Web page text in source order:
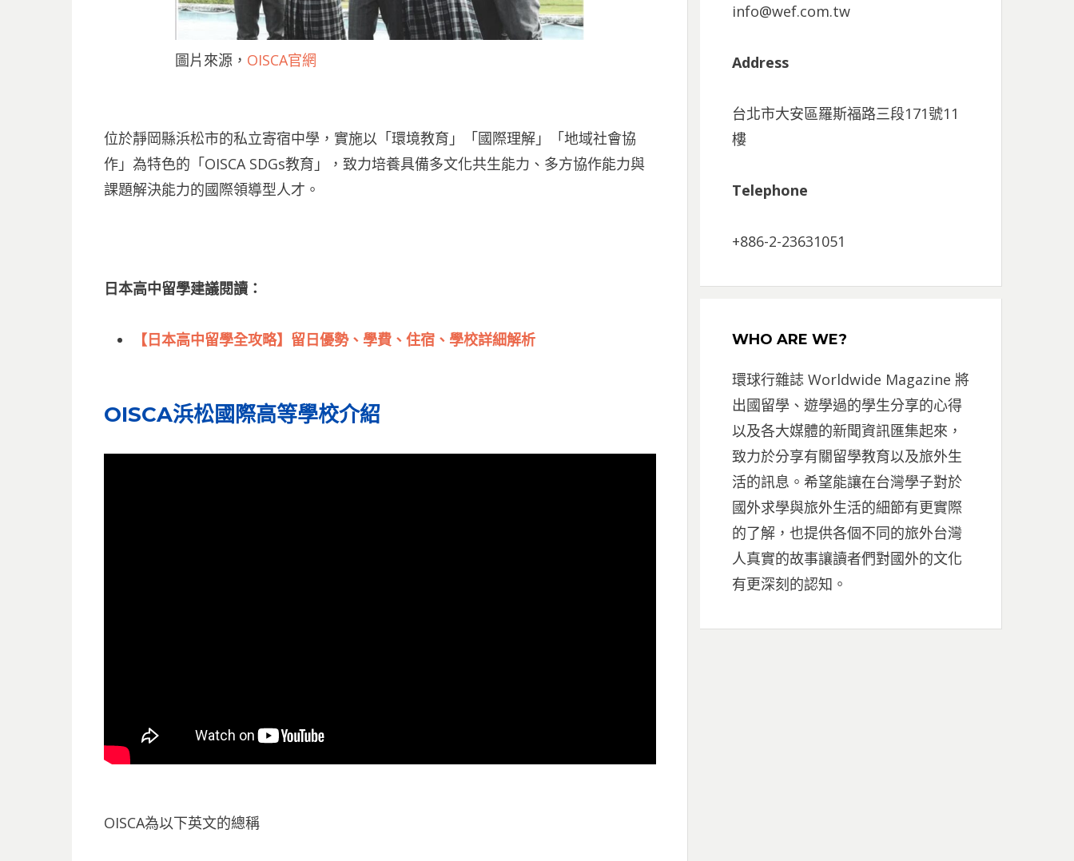
圖片來源， OISCA官網
位於靜岡縣浜松市的私立寄宿中學，實施以「環境教育」「國際理解」「地域社會協
作」為特色的「OISCA SDGs教育」，致力培養具備多文化共生能力、多方協作能力與
課題解決能力的國際領導型人才。
日本高中留學建議閱讀：
【日本高中留學全攻略】留日優勢、學費、住宿、學校詳細解析
OISCA浜松國際高等學校介紹
OISCA為以下英文的總稱
info@wef.com.tw
Address
台北市大安區羅斯福路三段171號11
樓
Telephone
+886-2-23631051
WHO ARE WE?
環球行雜誌 Worldwide Magazine 將
出國留學、遊學過的學生分享的心得
以及各大媒體的新聞資訊匯集起來，
致力於分享有關留學教育以及旅外生
活的訊息。希望能讓在台灣學子對於
國外求學與旅外生活的細節有更實際
的了解，也提供各個不同的旅外台灣
人真實的故事讓讀者們對國外的文化
有更深刻的認知。